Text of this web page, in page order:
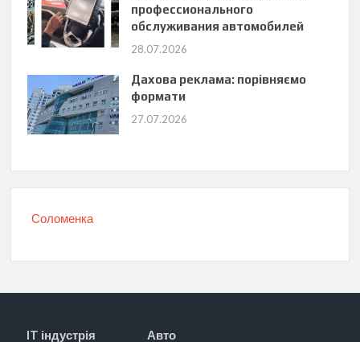
профессионального
обслуживания автомобилей
28.07.2026
Дахова реклама: порівняємо
формати
27.07.2026
Соломенка
IT індустрія Авто